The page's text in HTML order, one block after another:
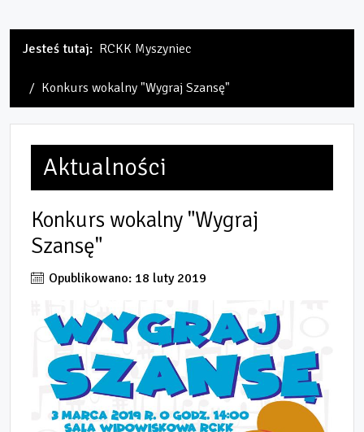
Jesteś tutaj: RCKK Myszyniec
Konkurs wokalny "Wygraj Szansę"
Aktualności
Konkurs wokalny "Wygraj
Szansę"
Opublikowano: 18 luty 2019